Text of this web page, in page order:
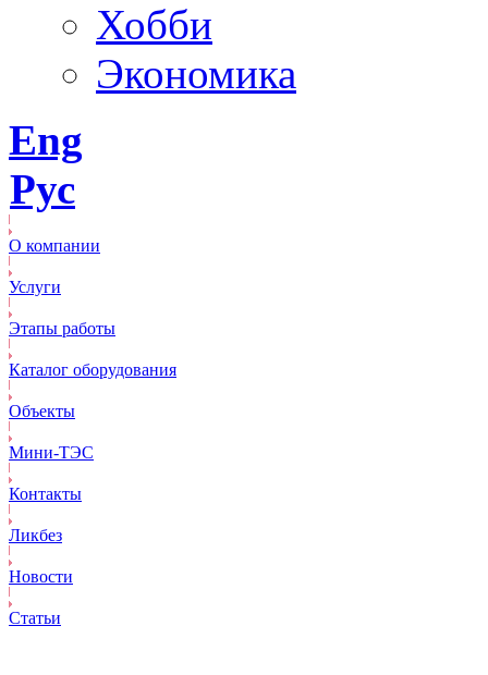
Хобби
Экономика
Eng
Рус
О компании
Услуги
Этапы работы
Каталог оборудования
Объекты
Mини-ТЭС
Контакты
Ликбез
Новости
Статьи